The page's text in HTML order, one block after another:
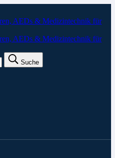
Suche